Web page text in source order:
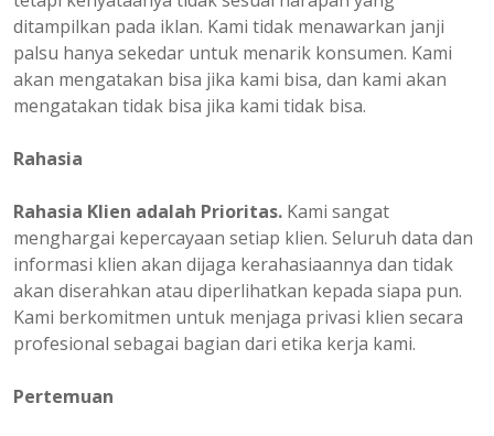
ditampilkan pada iklan. Kami tidak menawarkan janji
palsu hanya sekedar untuk menarik konsumen. Kami
akan mengatakan bisa jika kami bisa, dan kami akan
mengatakan tidak bisa jika kami tidak bisa.
Rahasia
Rahasia Klien adalah Prioritas. Kami sangat
menghargai kepercayaan setiap klien. Seluruh data dan
informasi klien akan dijaga kerahasiaannya dan tidak
akan diserahkan atau diperlihatkan kepada siapa pun.
Kami berkomitmen untuk menjaga privasi klien secara
profesional sebagai bagian dari etika kerja kami.
Pertemuan